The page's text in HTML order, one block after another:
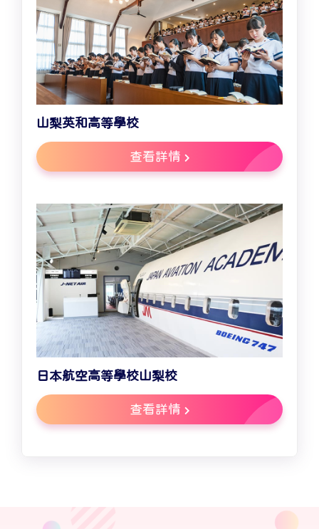
山梨英和高等學校
查看詳情
日本航空高等學校山梨校
查看詳情